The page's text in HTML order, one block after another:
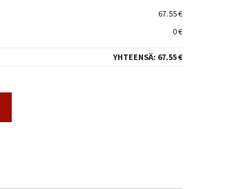
67.55 €
0 €
YHTEENSÄ: 67.55 €